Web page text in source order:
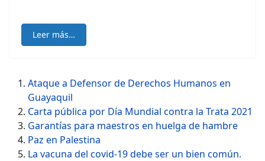
Leer más…
Ataque a Defensor de Derechos Humanos en
Guayaquil
Carta pública por Día Mundial contra la Trata 2021
Garantías para maestros en huelga de hambre
Paz en Palestina
La vacuna del covid-19 debe ser un bien común.